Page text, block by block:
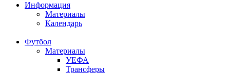
Информация
Материалы
Календарь
Футбол
Материалы
УЕФА
Трансферы